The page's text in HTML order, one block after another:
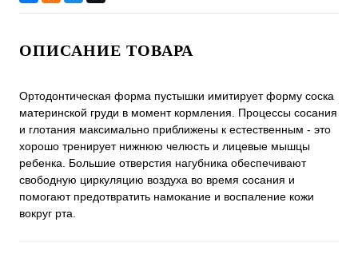
ОПИСАНИЕ ТОВАРА
Ортодонтическая форма пустышки имитирует форму соска
материнской груди в момент кормления. Процессы сосания
и глотания максимально приближены к естественным - это
хорошо тренирует нижнюю челюсть и лицевые мышцы
ребенка. Большие отверстия нагубника обеспечивают
свободную циркуляцию воздуха во время сосания и
помогают предотвратить намокание и воспаление кожи
вокруг рта.